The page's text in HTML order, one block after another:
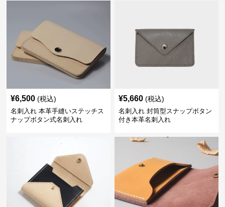
¥6,500 (税込)
名刺入れ 本革手縫いステッチス
ナップボタン式名刺入れ
¥5,660 (税込)
名刺入れ 封筒型スナップボタン
付き本革名刺入れ